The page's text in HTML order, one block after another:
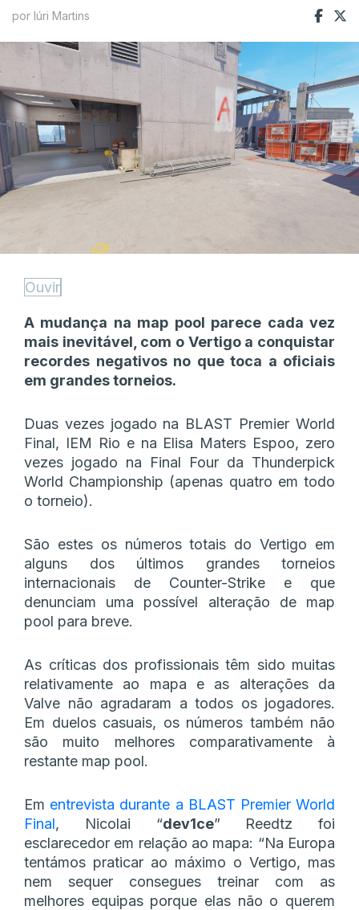
por Iúri Martins
Ouvir
A mudança na map pool parece cada vez
mais inevitável, com o Vertigo a conquistar
recordes negativos no que toca a oficiais
em grandes torneios.
Duas vezes jogado na BLAST Premier World
Final, IEM Rio e na Elisa Maters Espoo, zero
vezes jogado na Final Four da Thunderpick
World Championship (apenas quatro em todo
o torneio).
São estes os números totais do Vertigo em
alguns dos últimos grandes torneios
internacionais de Counter-Strike e que
denunciam uma possível alteração de map
pool para breve.
As críticas dos profissionais têm sido muitas
relativamente ao mapa e as alterações da
Valve não agradaram a todos os jogadores.
Em duelos casuais, os números também não
são muito melhores comparativamente à
restante map pool.
Em entrevista durante a BLAST Premier World
Final, Nicolai “dev1ce” Reedtz foi
esclarecedor em relação ao mapa: “Na Europa
tentámos praticar ao máximo o Vertigo, mas
nem sequer consegues treinar com as
melhores equipas porque elas não o querem